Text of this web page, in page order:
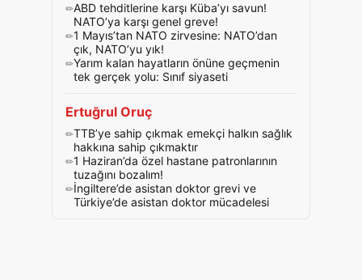
ABD tehditlerine karşı Küba’yı savun!
NATO’ya karşı genel greve!
1 Mayıs’tan NATO zirvesine: NATO’dan
çık, NATO’yu yık!
Yarım kalan hayatların önüne geçmenin
tek gerçek yolu: Sınıf siyaseti
Ertuğrul Oruç
TTB’ye sahip çıkmak emekçi halkın sağlık
hakkına sahip çıkmaktır
1 Haziran’da özel hastane patronlarının
tuzağını bozalım!
İngiltere’de asistan doktor grevi ve
Türkiye’de asistan doktor mücadelesi